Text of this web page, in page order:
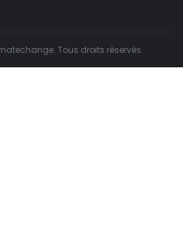
Tous droits réservés.